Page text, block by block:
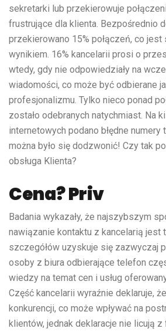
sekretarki lub przekierowuje
frustrujące dla klienta. Bezpośrednio
przekierowano 15% połączeń, co
wynikiem. 16% kancelarii prosi o
wtedy, gdy nie odpowiedziały na
wiadomości, co może być odbierane
profesjonalizmu. Tylko nieco ponad
zostało odebranych natychmiast. Na
internetowych podano błędne
można było się dodzwonić! Czy tak
obsługa Klienta?
Cena? Priv
Badania wykazały, że najszybszym
nawiązanie kontaktu z kancelarią jest
szczegółów uzyskuje się zazwyczaj
osoby z biura odbierające telefon
wiedzy na temat cen i usług
Część kancelarii wyraźnie deklaruje,
konkurencji, co może wpływać na
klientów, jednak deklaracje nie licują